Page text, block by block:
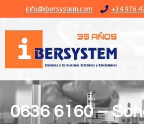
info@ibersystem.com +34 976
0636 6160 –